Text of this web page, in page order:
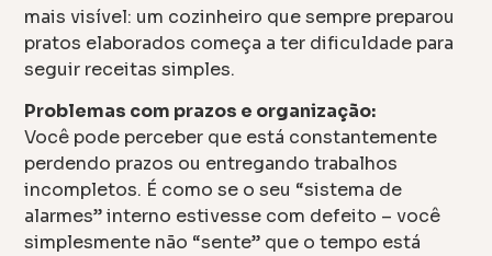
mais visível: um cozinheiro que sempre preparou
pratos elaborados começa a ter dificuldade para
seguir receitas simples.
Problemas com prazos e organização:
Você pode perceber que está constantemente
perdendo prazos ou entregando trabalhos
incompletos. É como se o seu “sistema de
alarmes” interno estivesse com defeito – você
simplesmente não “sente” que o tempo está